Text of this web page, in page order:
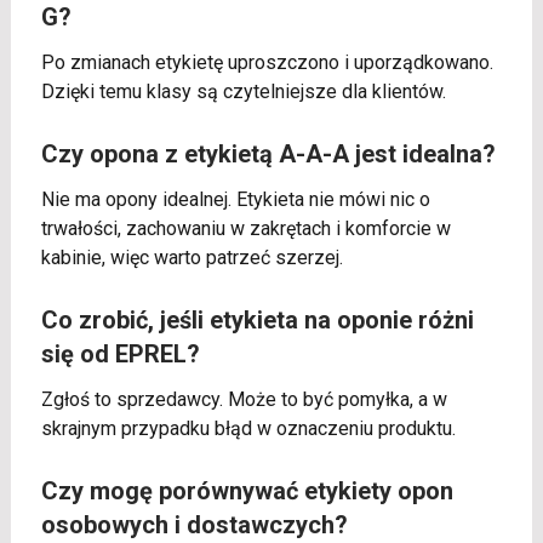
G?
Po zmianach etykietę uproszczono i uporządkowano.
Dzięki temu klasy są czytelniejsze dla klientów.
Czy opona z etykietą A-A-A jest idealna?
Nie ma opony idealnej. Etykieta nie mówi nic o
trwałości, zachowaniu w zakrętach i komforcie w
kabinie, więc warto patrzeć szerzej.
Co zrobić, jeśli etykieta na oponie różni
się od EPREL?
Zgłoś to sprzedawcy. Może to być pomyłka, a w
skrajnym przypadku błąd w oznaczeniu produktu.
Czy mogę porównywać etykiety opon
osobowych i dostawczych?